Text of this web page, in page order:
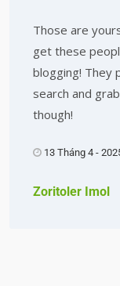
Those are
get these
blogging! They
search and
though!
13 Tháng 4 -
Zoritoler Imol